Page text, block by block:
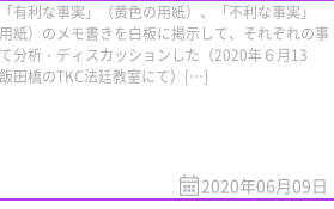
有利な事実」（黄色の用紙）、「不利な事実」
用紙）のメモ書きを白板に掲示して、それぞれの事
分析・ディスカッションした（2020年６月13
田橋のTKC法廷教室にて）[…]
2020年06月09日